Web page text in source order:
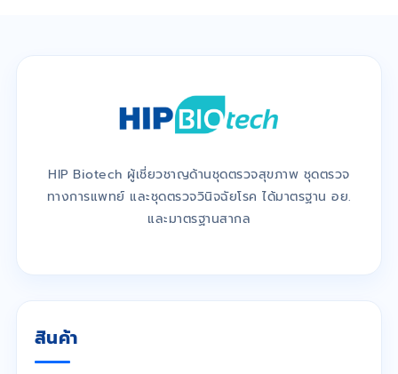
HIP Biotech ผู้เชี่ยวชาญด้านชุดตรวจสุขภาพ ชุดตรวจ
ทางการแพทย์ และชุดตรวจวินิจฉัยโรค ได้มาตรฐาน อย.
และมาตรฐานสากล
สินค้า